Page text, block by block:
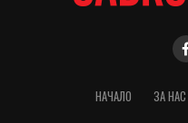
НАЧАЛО ЗА НАС